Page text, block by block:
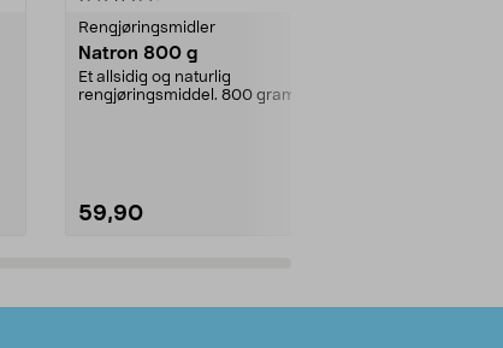
Rengjøringsmidler
Natron 800 g
Et allsidig og naturlig
rengjøringsmiddel. 800 gram
59,90